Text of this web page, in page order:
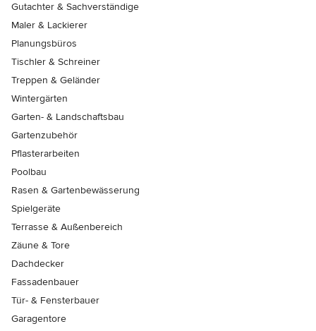
Gutachter & Sachverständige
Maler & Lackierer
Planungsbüros
Tischler & Schreiner
Treppen & Geländer
Wintergärten
Garten- & Landschaftsbau
Gartenzubehör
Pflasterarbeiten
Poolbau
Rasen & Gartenbewässerung
Spielgeräte
Terrasse & Außenbereich
Zäune & Tore
Dachdecker
Fassadenbauer
Tür- & Fensterbauer
Garagentore